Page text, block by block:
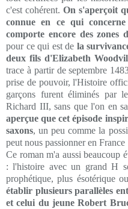
c'est cohérent. On s'aperçoit
connue en ce qui
comporte encore des zones
pour ce qui est de la
deux fils d'Elizabeth
trace à partir de septembre
prise de pouvoir, l'Histoire
garçons furent éliminés par
Richard III, sans que l'on en
aperçue que cet épisode
saxons, un peu comme la
peut nous passionner en France
Ce roman m'a aussi beaucoup
: l'histoire avec un grand H
prophétique, plus ésotérique
établir plusieurs parallèles
et celui du jeune Robert